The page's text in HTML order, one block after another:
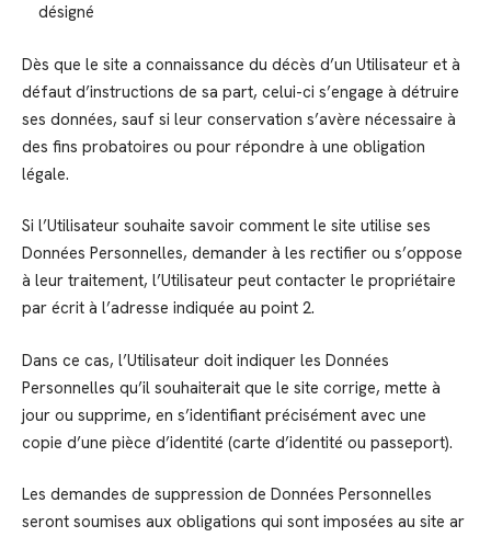
désigné
Dès que le site a connaissance du décès d’un Utilisateur et à
défaut d’instructions de sa part, celui-ci s’engage à détruire
ses données, sauf si leur conservation s’avère nécessaire à
des fins probatoires ou pour répondre à une obligation
légale.
Si l’Utilisateur souhaite savoir comment le site utilise ses
Données Personnelles, demander à les rectifier ou s’oppose
à leur traitement, l’Utilisateur peut contacter le propriétaire
par écrit à l’adresse indiquée au point 2.
Dans ce cas, l’Utilisateur doit indiquer les Données
Personnelles qu’il souhaiterait que le site corrige, mette à
jour ou supprime, en s’identifiant précisément avec une
copie d’une pièce d’identité (carte d’identité ou passeport).
Les demandes de suppression de Données Personnelles
seront soumises aux obligations qui sont imposées au site ar